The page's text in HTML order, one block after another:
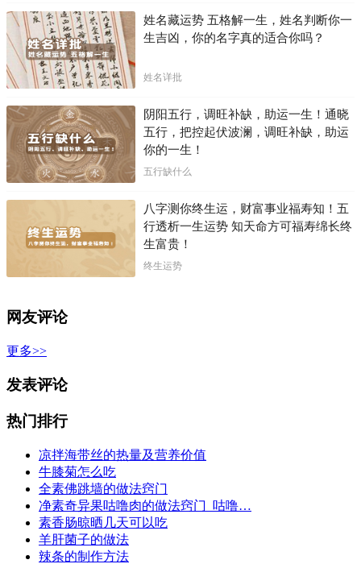
姓名藏运势 五格解一生，姓名判断你一
生吉凶，你的名字真的适合你吗？
姓名详批
阴阳五行，调旺补缺，助运一生！通晓
五行，把控起伏波澜，调旺补缺，助运
你的一生！
五行缺什么
八字测你终生运，财富事业福寿知！五
行透析一生运势 知天命方可福寿绵长终
生富贵！
终生运势
网友评论
更多>>
发表评论
热门排行
凉拌海带丝的热量及营养价值
牛膝菊怎么吃
全素佛跳墙的做法窍门
净素奇异果咕噜肉的做法窍门_咕噜…
素香肠晾晒几天可以吃
羊肝菌子的做法
辣条的制作方法